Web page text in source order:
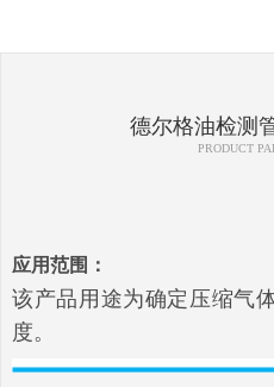
德尔格油检测
PRODUCT
应用范围：
该产品用途为确定压缩气
度。